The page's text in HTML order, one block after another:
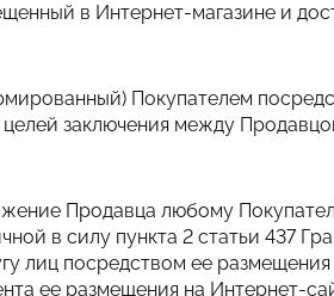
в Интернет-магазине и
Покупателем
заключения между
Продавца любому
в силу пункта 2 статьи 437
лиц посредством ее
ее размещения на Интернет-